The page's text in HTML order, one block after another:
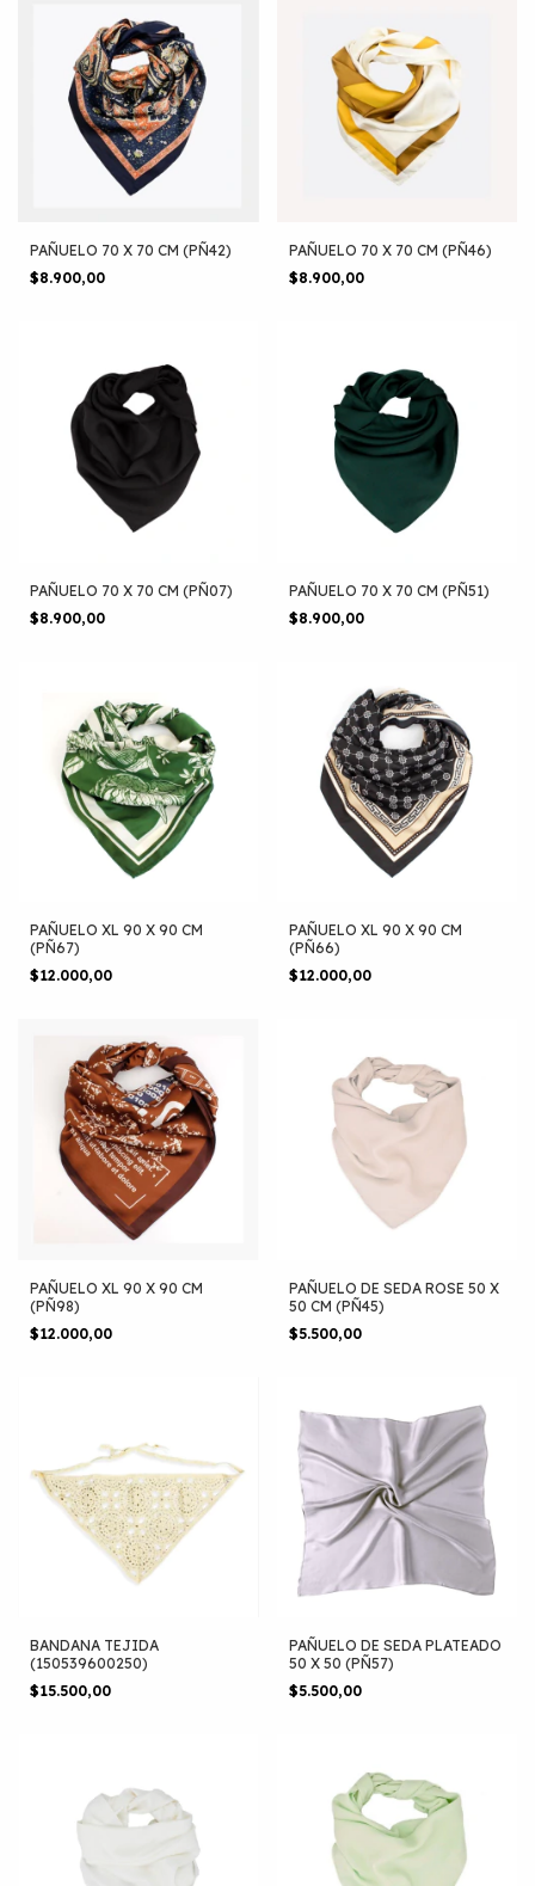
PAÑUELO 70 X 70 CM (PÑ42)
$8.900,00
PAÑUELO 70 X 70 CM (PÑ46)
$8.900,00
PAÑUELO 70 X 70 CM (PÑ07)
$8.900,00
PAÑUELO 70 X 70 CM (PÑ51)
$8.900,00
PAÑUELO XL 90 X 90 CM
(PÑ67)
$12.000,00
PAÑUELO XL 90 X 90 CM
(PÑ66)
$12.000,00
PAÑUELO XL 90 X 90 CM
(PÑ98)
$12.000,00
PAÑUELO DE SEDA ROSE 50 X
50 CM (PÑ45)
$5.500,00
BANDANA TEJIDA
(150539600250)
$15.500,00
PAÑUELO DE SEDA PLATEADO
50 X 50 (PÑ57)
$5.500,00